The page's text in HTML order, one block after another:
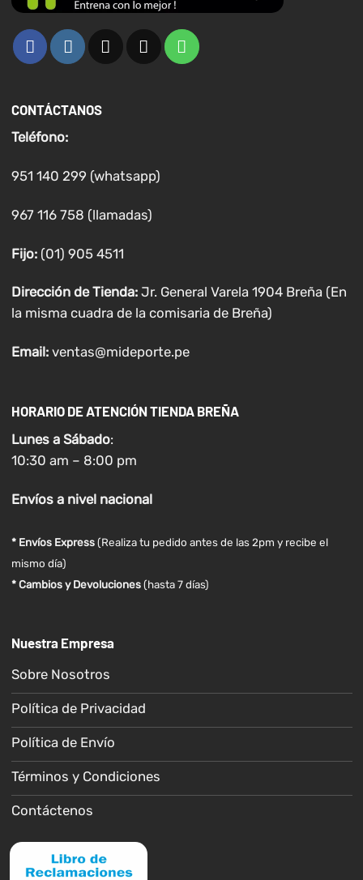
CONTÁCTANOS
Teléfono:
951 140 299 (whatsapp)
967 116 758 (llamadas)
Fijo:(01) 905 4511
Dirección de Tienda: Jr. General Varela 1904 Breña (En
la misma cuadra de la comisaria de Breña)
Email: ventas@mideporte.pe
HORARIO DE ATENCIÓN TIENDA BREÑA
Lunes a Sábado:
10:30 am – 8:00 pm
Envíosa nivel nacional
* Envíos Express(Realiza tu pedido antes de las 2pm y recibe el
mismo día)
* Cambios y Devoluciones (hasta 7 días)
Nuestra Empresa
Sobre Nosotros
Política de Privacidad
Política de Envío
Términos y Condiciones
Contáctenos